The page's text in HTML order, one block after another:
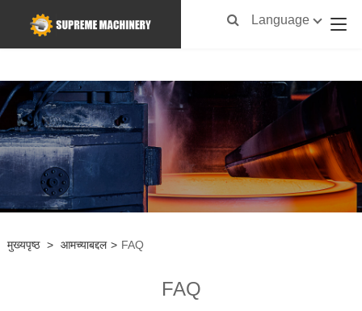
Language
मुख्यपृष्ठ > आमच्याबद्दल > FAQ
FAQ